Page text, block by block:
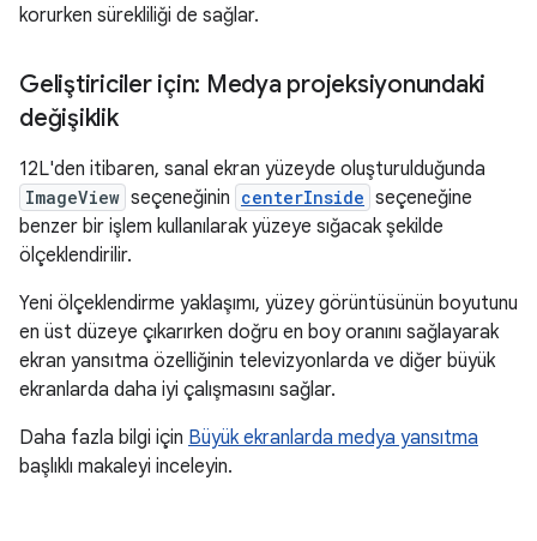
korurken sürekliliği de sağlar.
Geliştiriciler için: Medya projeksiyonundaki
değişiklik
12L'den itibaren, sanal ekran yüzeyde oluşturulduğunda
ImageView seçeneğinin centerInside seçeneğine
benzer bir işlem kullanılarak yüzeye sığacak şekilde
ölçeklendirilir.
Yeni ölçeklendirme yaklaşımı, yüzey görüntüsünün boyutunu
en üst düzeye çıkarırken doğru en boy oranını sağlayarak
ekran yansıtma özelliğinin televizyonlarda ve diğer büyük
ekranlarda daha iyi çalışmasını sağlar.
Daha fazla bilgi için Büyük ekranlarda medya yansıtma
başlıklı makaleyi inceleyin.